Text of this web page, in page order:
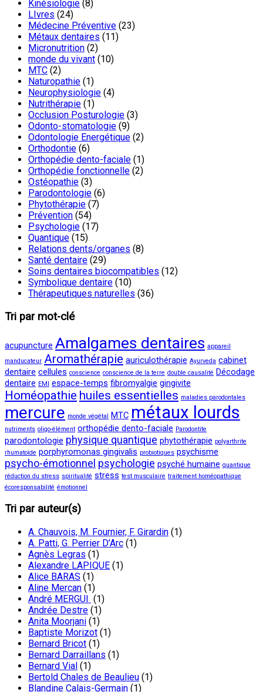
Kinésiologie (8)
LIvres (24)
Médecine Préventive (23)
Métaux dentaires (11)
Micronutrition (2)
monde du vivant (10)
MTC (2)
Naturopathie (1)
Neurophysiologie (4)
Nutrithérapie (1)
Occlusion Posturologie (3)
Odonto-stomatologie (9)
Odontologie Energétique (2)
Orthodontie (6)
Orthopédie dento-faciale (1)
Orthopédie fonctionnelle (2)
Ostéopathie (3)
Parodontologie (6)
Phytothérapie (7)
Prévention (54)
Psychologie (17)
Quantique (15)
Relations dents/organes (8)
Santé dentaire (29)
Soins dentaires biocompatibles (12)
Symbolique dentaire (10)
Thérapeutiques naturelles (36)
Tri par mot-clé
acupuncture Amalgames dentaires appareil
manducateur Aromathérapie auriculothérapie Ayurveda cabinet
dentaire cellules conscience conscience de la terre double causalité Décodage
dentaire EMI espace-temps fibromyalgie gingivite
Homéopathie huiles essentielles maladies parodontales
mercure monde végétal MTC métaux lourds
nutriments oligo-élément orthopédie dento-faciale Parodontite
parodontologie physique quantique phytothérapie polyarthrite
rhumatoïde porphyromonas gingivalis probiotiques psychisme
psycho-émotionnel psychologie psyché humaine quantique
réduction du stress spiritualité stress test musculaire traitement homéopathique
écoresponsabilité émotionnel
Tri par auteur(s)
A. Chauvois, M. Fournier, F. Girardin (1)
A. Patti, G. Perrier D’Arc (1)
Agnès Legras (1)
Alexandre LAPIQUE (1)
Alice BARAS (1)
Aline Mercan (1)
André MERGUI (1)
Andrée Destre (1)
Anita Moorjani (1)
Baptiste Morizot (1)
Bernard Bricot (1)
Bernard Darraillans (1)
Bernard Vial (1)
Bertold Chales de Beaulieu (1)
Blandine Calais-Germain (1)